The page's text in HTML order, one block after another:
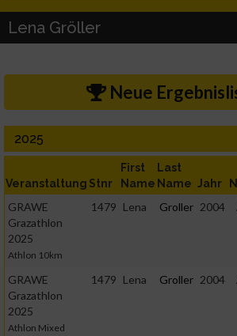
Lena Gröller
Neue
2025
Veranstaltung Stnr
First
Name
Last
Name Jahr
GRAWE
Grazathlon
2025
Athlon 10km
1479 Lena Groller 2004
GRAWE
Grazathlon
2025
Athlon Mixed
1479 Lena Groller 2004